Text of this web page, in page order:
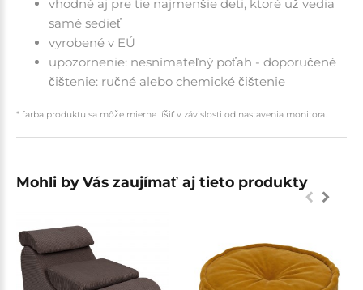
vhodné aj pre tie najmenšie deti, ktoré už vedia
samé sedieť
vyrobené v EÚ
upozornenie: nesnímateľný poťah - doporučené
čištenie: ručné alebo chemické čištenie
* farba produktu sa môže mierne líšiť v závislosti od nastavenia monitora.
Mohli by Vás zaujímať aj tieto produkty